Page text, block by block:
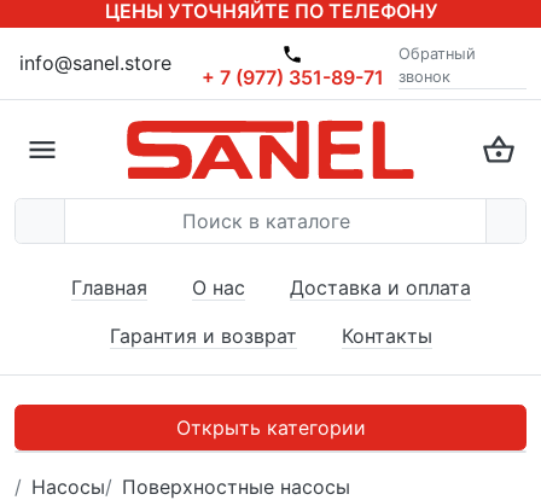
ЦЕНЫ УТОЧНЯЙТЕ ПО ТЕЛЕФОНУ
info@sanel.store
+ 7 (977) 351-89-71
Обратный
звонок
Главная О нас
Доставка и оплата
Гарантия и возврат
Контакты
Открыть категории
Насосы
Поверхностные насосы